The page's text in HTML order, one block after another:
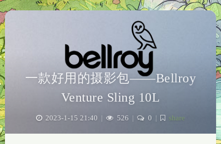
一款好用的摄影包——Bellroy
Venture Sling 10L
2023-1-15 21:40 | 526 | 0 | share